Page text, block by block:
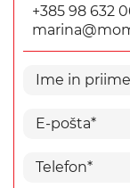
+385 98 632